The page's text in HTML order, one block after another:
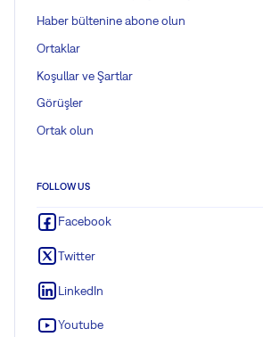
Haber bültenine abone olun
Ortaklar
Koşullar ve Şartlar
Görüşler
Ortak olun
FOLLOW US
Facebook
Twitter
LinkedIn
Youtube